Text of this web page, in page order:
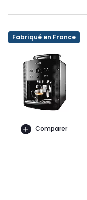
Fabriqué en France
Comparer